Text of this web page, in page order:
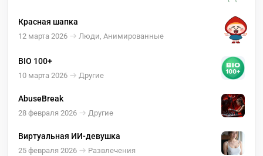
Красная шапка
12 марта 2026 Люди, Анимированные
BIO 100+
10 марта 2026 Другие
AbuseBreak
28 февраля 2026 Другие
Виртуальная ИИ-девушка
25 февраля 2026 Развлечения